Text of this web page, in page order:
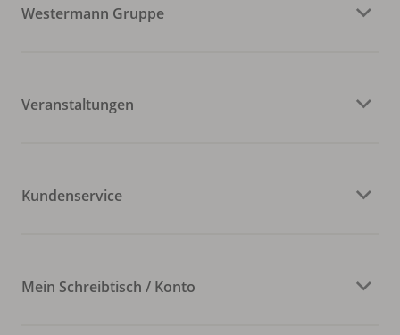
Westermann Gruppe
Veranstaltungen
Kundenservice
Mein Schreibtisch / Konto